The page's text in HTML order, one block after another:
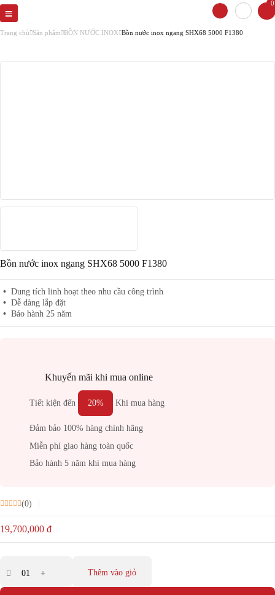
0
Trang chủ Sản phẩm BỒN NƯỚC INOX Bồn nước inox ngang SHX68 5000 F1380
Bồn nước inox ngang SHX68 5000 F1380
Dung tích linh hoạt theo nhu cầu công trình
Dễ dàng lắp đặt
Bảo hành 25 năm
Khuyến mãi khi mua online
Tiết kiện đến 20% Khi mua hàng
Đảm bảo 100% hàng chính hãng
Miễn phí giao hàng toàn quốc
Bảo hành 5 năm khi mua hàng
(0)
19,700,000 đ
Thêm vào giỏ